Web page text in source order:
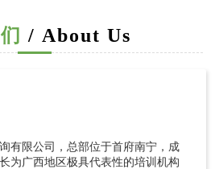
/ About Us
有限公司，总部位于首府南宁，成
为广西地区极具代表性的培训机构